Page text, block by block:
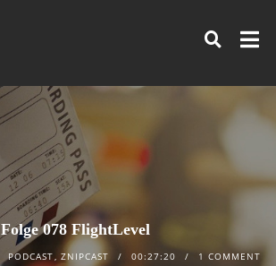
Folge 078 FlightLevel
PODCAST,ZNIPCAST 00:27:20 1 COMMENT